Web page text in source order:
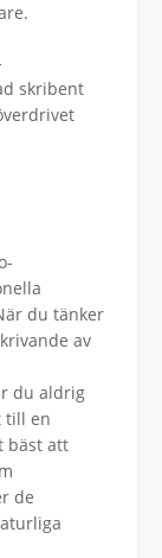
skribent
du tänker
av
du aldrig
till en
bäst att
de